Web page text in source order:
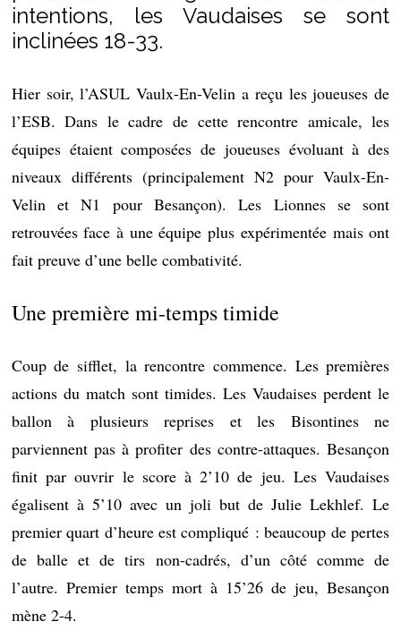
intentions, les Vaudaises se sont
inclinées 18-33.
Hier soir, l’ASUL Vaulx-En-Velin a reçu les joueuses de
l’ESB. Dans le cadre de cette rencontre amicale, les
équipes étaient composées de joueuses évoluant à des
niveaux différents (principalement N2 pour Vaulx-En-
Velin et N1 pour Besançon). Les Lionnes se sont
retrouvées face à une équipe plus expérimentée mais ont
fait preuve d’une belle combativité.
Une première mi-temps timide
Coup de sifflet, la rencontre commence. Les premières
actions du match sont timides. Les Vaudaises perdent le
ballon à plusieurs reprises et les Bisontines ne
parviennent pas à profiter des contre-attaques. Besançon
finit par ouvrir le score à 2’10 de jeu. Les Vaudaises
égalisent à 5’10 avec un joli but de Julie Lekhlef. Le
premier quart d’heure est compliqué : beaucoup de pertes
de balle et de tirs non-cadrés, d’un côté comme de
l’autre. Premier temps mort à 15’26 de jeu, Besançon
mène 2-4.